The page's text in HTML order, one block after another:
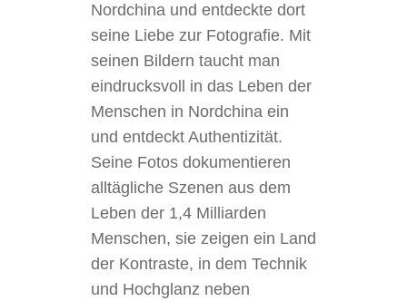
Nordchina und entdeckte dort
seine Liebe zur Fotografie. Mit
seinen Bildern taucht man
eindrucksvoll in das Leben der
Menschen in Nordchina ein
und entdeckt Authentizität.
Seine Fotos dokumentieren
alltägliche Szenen aus dem
Leben der 1,4 Milliarden
Menschen, sie zeigen ein Land
der Kontraste, in dem Technik
und Hochglanz neben